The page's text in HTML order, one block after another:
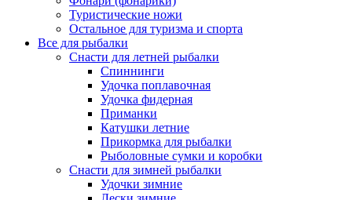
Туристические ножи
Остальное для туризма и спорта
Все для рыбалки
Снасти для летней рыбалки
Спиннинги
Удочка поплавочная
Удочка фидерная
Приманки
Катушки летние
Прикормка для рыбалки
Рыболовные сумки и коробки
Снасти для зимней рыбалки
Удочки зимние